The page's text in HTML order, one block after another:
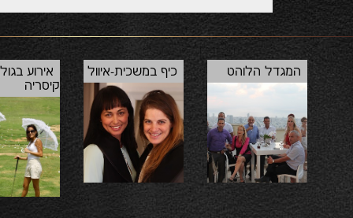
אירוע
קיסריה
כיף במשכית-איוול המגדל הלוהט